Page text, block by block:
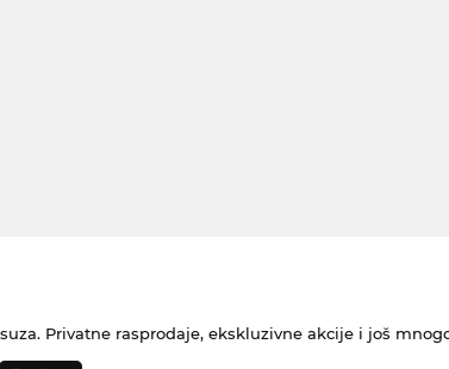
Privatne rasprodaje, ekskluzivne akcije i još